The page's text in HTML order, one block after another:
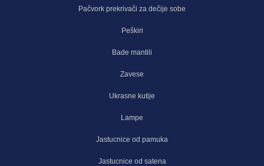
Pačvork prekrivači za dečije sobe
Peškiri
Bade mantili
Zavese
Ukrasne kutije
Lampe
Jastucnice od pamuka
Jastucnice od satena